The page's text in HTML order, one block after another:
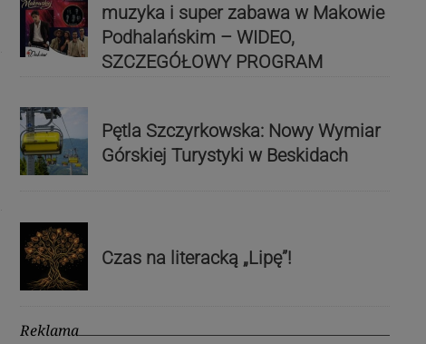
muzyka i super zabawa w Makowie
Podhalańskim – WIDEO,
SZCZEGÓŁOWY PROGRAM
Pętla Szczyrkowska: Nowy Wymiar
Górskiej Turystyki w Beskidach
Czas na literacką „Lipę”!
Reklama